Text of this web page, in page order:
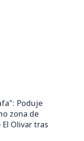
Poduje
zona de
Olivar tras